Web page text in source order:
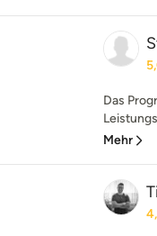
Das
Mehr